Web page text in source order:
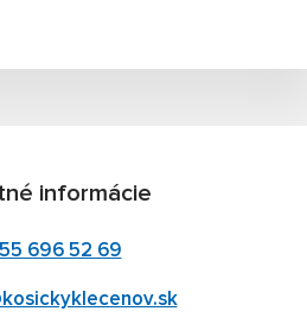
informácie
696 52 69